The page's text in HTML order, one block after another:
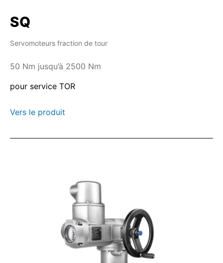
l'appareil de robinetterie dans toute position
totale.
SQ
Servomoteurs fraction de tour
50 Nm jusqu’à 2500 Nm
pour service TOR
Vers le produit